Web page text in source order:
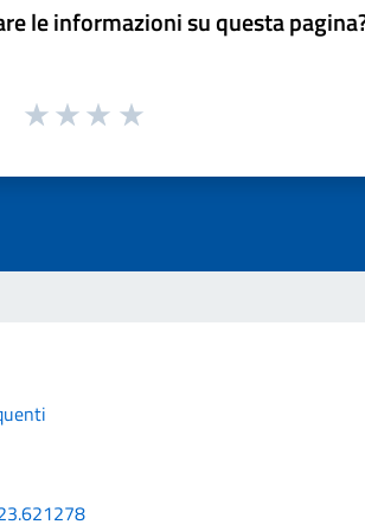
le informazioni su questa